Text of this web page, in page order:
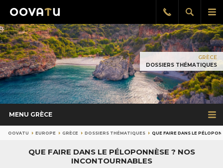
le
Afficher
la
Rappel
gratuit
GRÈCE
DOSSIERS THÉMATIQUES
MENU GRÈCE
OOVATU EUROPE GRÈCE DOSSIERS THÉMATIQUES QUE FAIRE DANS LE
QUE FAIRE DANS LE PÉLOPONNÈSE ? NOS
INCONTOURNABLES